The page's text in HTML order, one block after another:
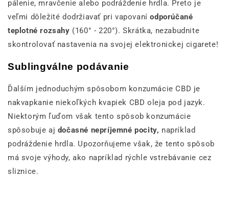
pálenie, mravčenie alebo podráždenie hrdla. Preto je
veľmi dôležité dodržiavať pri vapovaníodporúčané
teplotné rozsahy (160° - 220°). Skrátka, nezabudnite
skontrolovať nastavenia na svojej elektronickej cigarete!
Sublingválne podávanie
Ďalším jednoduchým spôsobom konzumácie CBD je
nakvapkanie niekoľkých kvapiek CBD oleja pod jazyk.
Niektorým ľuďom však tento spôsob konzumácie
spôsobuje aj dočasné nepríjemné pocity, napríklad
podráždenie hrdla. Upozorňujeme však, že tento spôsob
má svoje výhody, ako napríklad rýchle vstrebávanie cez
sliznice.